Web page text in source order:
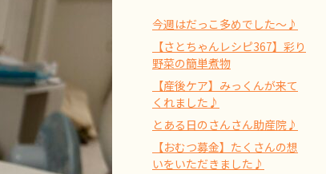
今週はだっこ多めでした～♪
【さとちゃんレシピ367】彩り
野菜の簡単煮物
【産後ケア】みっくんが来て
くれました♪
とある日のさんさん助産院♪
【おむつ募金】たくさんの想
いをいただきました♪